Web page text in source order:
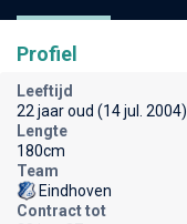
Profiel
Leeftijd
22 jaar oud (14 jul. 2004)
Lengte
180cm
Team
Eindhoven
Contract tot